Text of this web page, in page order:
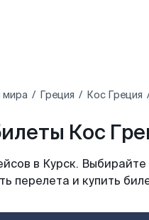
мира Греция Кос Греция
Кос
в Курск.
перелета и купить